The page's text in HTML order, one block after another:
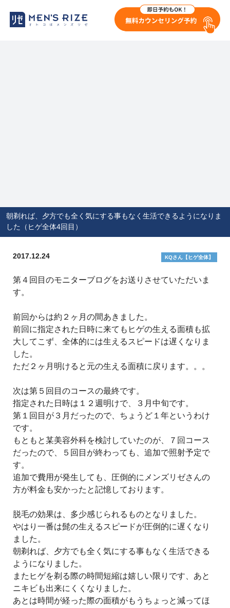
朝剃れば、夕方でも全く気にする事もなく生活できるようになりま
した（ヒゲ全体4回目）
2017.12.24 KQさん【ヒゲ全体】
第４回目のモニターブログをお送りさせていただいま
す。
前回からは約２ヶ月の間あきました。
前回に指定された日時に来てもヒゲの生える面積も拡
大してこず、全体的には生えるスピードは遅くなりま
した。
ただ２ヶ月明けると元の生える面積に戻ります。。。
次は第５回目のコースの最終です。
指定された日時は１２週明けで、３月中旬です。
第１回目が３月だったので、ちょうど１年というわけ
です。
もともと某美容外科を検討していたのが、７回コース
だったので、５回目が終わっても、追加で照射予定で
す。
追加で費用が発生しても、圧倒的にメンズリゼさんの
方が料金も安かったと記憶しております。
脱毛の効果は、多少感じられるものとなりました。
やはり一番は髭の生えるスピードが圧倒的に遅くなり
ました。
朝剃れば、夕方でも全く気にする事もなく生活できる
ようになりました。
またヒゲを剃る際の時間短縮は嬉しい限りです、あと
ニキビも出来にくくなりました。
あとは時間が経った際の面積がもうちょっと減ってほ